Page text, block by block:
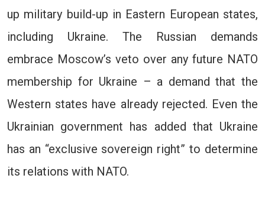
up military build-up in Eastern European states,
including Ukraine. The Russian demands
embrace Moscow’s veto over any future NATO
membership for Ukraine – a demand that the
Western states have already rejected. Even the
Ukrainian government has added that Ukraine
has an “exclusive sovereign right” to determine
its relations with NATO.